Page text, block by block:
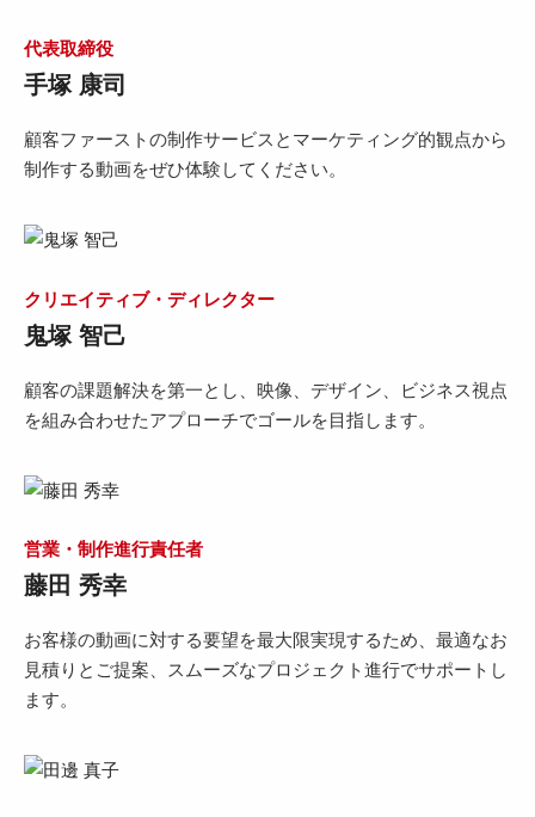
代表取締役
手塚 康司
顧客ファーストの制作サービスとマーケティング的観点から
制作する動画をぜひ体験してください。
クリエイティブ・ディレクター
鬼塚 智己
顧客の課題解決を第一とし、映像、デザイン、ビジネス視点
を組み合わせたアプローチでゴールを目指します。
営業・制作進行責任者
藤田 秀幸
お客様の動画に対する要望を最大限実現するため、最適なお
見積りとご提案、スムーズなプロジェクト進行でサポートし
ます。